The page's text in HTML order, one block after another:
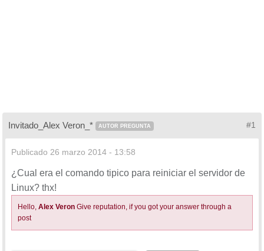
Invitado_Alex Veron_* AUTOR PREGUNTA #1
Publicado 26 marzo 2014 - 13:58
¿Cual era el comando tipico para reiniciar el servidor de
Linux? thx!
Hello, Alex Veron Give reputation, if you got your answer through a
post